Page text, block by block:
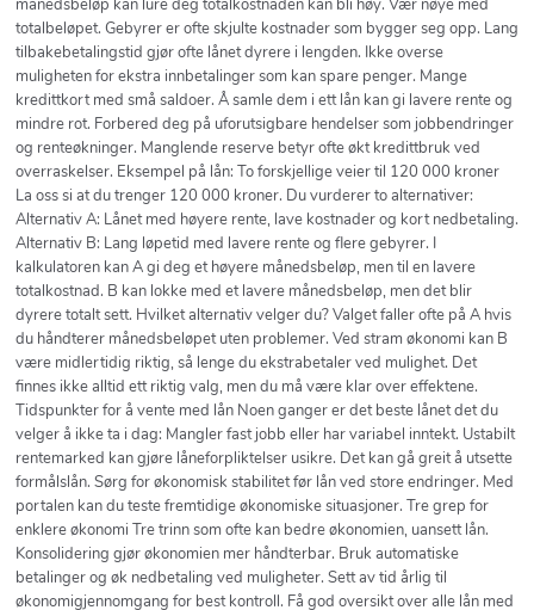
månedsbeløp kan lure deg totalkostnaden kan bli høy. Vær nøye med
totalbeløpet. Gebyrer er ofte skjulte kostnader som bygger seg opp. Lang
tilbakebetalingstid gjør ofte lånet dyrere i lengden. Ikke overse
muligheten for ekstra innbetalinger som kan spare penger. Mange
kredittkort med små saldoer. Å samle dem i ett lån kan gi lavere rente og
mindre rot. Forbered deg på uforutsigbare hendelser som jobbendringer
og renteøkninger. Manglende reserve betyr ofte økt kredittbruk ved
overraskelser. Eksempel på lån: To forskjellige veier til 120 000 kroner
La oss si at du trenger 120 000 kroner. Du vurderer to alternativer:
Alternativ A: Lånet med høyere rente, lave kostnader og kort nedbetaling.
Alternativ B: Lang løpetid med lavere rente og flere gebyrer. I
kalkulatoren kan A gi deg et høyere månedsbeløp, men til en lavere
totalkostnad. B kan lokke med et lavere månedsbeløp, men det blir
dyrere totalt sett. Hvilket alternativ velger du? Valget faller ofte på A hvis
du håndterer månedsbeløpet uten problemer. Ved stram økonomi kan B
være midlertidig riktig, så lenge du ekstrabetaler ved mulighet. Det
finnes ikke alltid ett riktig valg, men du må være klar over effektene.
Tidspunkter for å vente med lån Noen ganger er det beste lånet det du
velger å ikke ta i dag: Mangler fast jobb eller har variabel inntekt. Ustabilt
rentemarked kan gjøre låneforpliktelser usikre. Det kan gå greit å utsette
formålslån. Sørg for økonomisk stabilitet før lån ved store endringer. Med
portalen kan du teste fremtidige økonomiske situasjoner. Tre grep for
enklere økonomi Tre trinn som ofte kan bedre økonomien, uansett lån.
Konsolidering gjør økonomien mer håndterbar. Bruk automatiske
betalinger og øk nedbetaling ved muligheter. Sett av tid årlig til
økonomigjennomgang for best kontroll. Få god oversikt over alle lån med